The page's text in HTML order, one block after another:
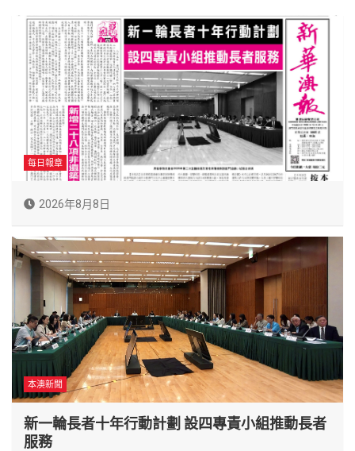
每日報章
2026年8月8日
本澳新聞
新一輪長者十年行動計劃 設四專責小組推動長者
服務